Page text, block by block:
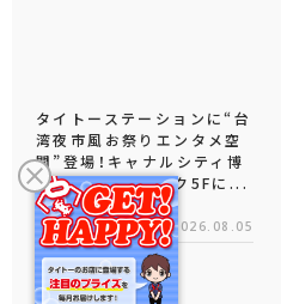
タイトーステーションに“台
湾夜市風お祭りエンタメ空
間”登場！キャナルシティ博
多センターウォーク5Fに...
店舗 2026.08.05